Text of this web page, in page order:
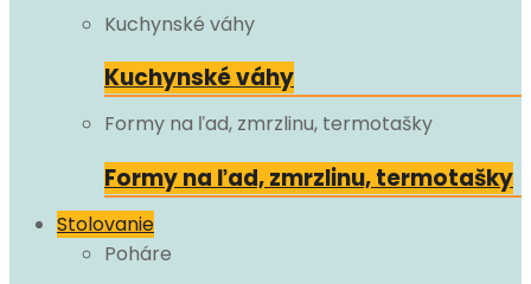
Kuchynské váhy
Kuchynské váhy
Formy na ľad, zmrzlinu, termotašky
Formy na ľad, zmrzlinu, termotašky
Stolovanie
Poháre